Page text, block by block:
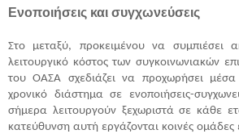
Ενοποιήσεις και συγχωνεύσεις
Στο μεταξύ, προκειμένου να συμπιέσει
λειτουργικό κόστος των συγκοινωνιακών
του ΟΑΣΑ σχεδιάζει να προχωρήσει
χρονικό διάστημα σε ενοποιήσεις-
σήμερα λειτουργούν ξεχωριστά σε κάθε
κατεύθυνση αυτή εργάζονται κοινές